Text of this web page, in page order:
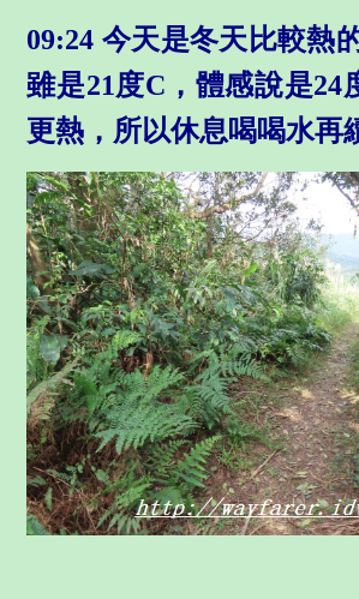
09:24 今天是冬天比較熱
雖是21度C，體感說是24
更熱，所以休息喝喝水再